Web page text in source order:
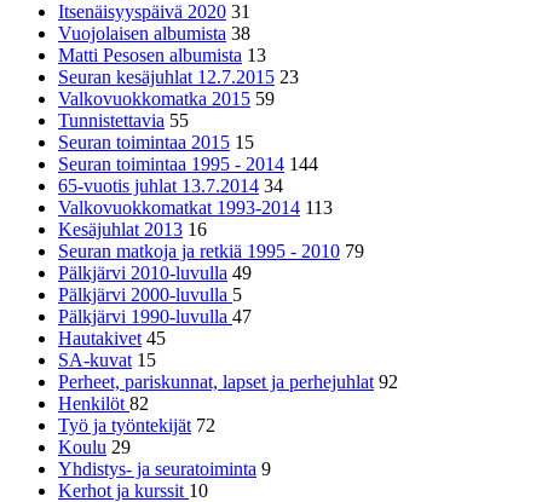
Itsenäisyyspäivä 2020 31
Vuojolaisen albumista 38
Matti Pesosen albumista 13
Seuran kesäjuhlat 12.7.2015 23
Valkovuokkomatka 2015 59
Tunnistettavia 55
Seuran toimintaa 2015 15
Seuran toimintaa 1995 - 2014 144
65-vuotis juhlat 13.7.2014 34
Valkovuokkomatkat 1993-2014 113
Kesäjuhlat 2013 16
Seuran matkoja ja retkiä 1995 - 2010 79
Pälkjärvi 2010-luvulla 49
Pälkjärvi 2000-luvulla 5
Pälkjärvi 1990-luvulla 47
Hautakivet 45
SA-kuvat 15
Perheet, pariskunnat, lapset ja perhejuhlat 92
Henkilöt82
Työ ja työntekijät 72
Koulu 29
Yhdistys- ja seuratoiminta 9
Kerhot ja kurssit 10